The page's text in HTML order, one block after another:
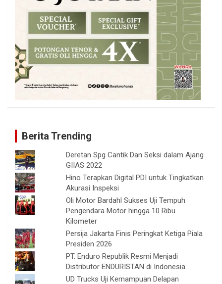
Berita Trending
Deretan Spg Cantik Dan Seksi dalam Ajang
GIIAS 2022
Hino Terapkan Digital PDI untuk Tingkatkan
Akurasi Inspeksi
Oli Motor Bardahl Sukses Uji Tempuh
Pengendara Motor hingga 10 Ribu
Kilometer
Persija Jakarta Finis Peringkat Ketiga Piala
Presiden 2026
PT. Enduro Republik Resmi Menjadi
Distributor ENDURISTAN di Indonesia
UD Trucks Uji Kemampuan Delapan